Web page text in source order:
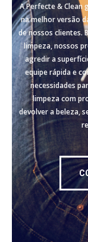
A Perfecte & Clean
na melhor versão
de nossos clientes.
limpeza, nossos
agredir a
equipe rápida e
necessidades
limpeza com
devolver a beleza,